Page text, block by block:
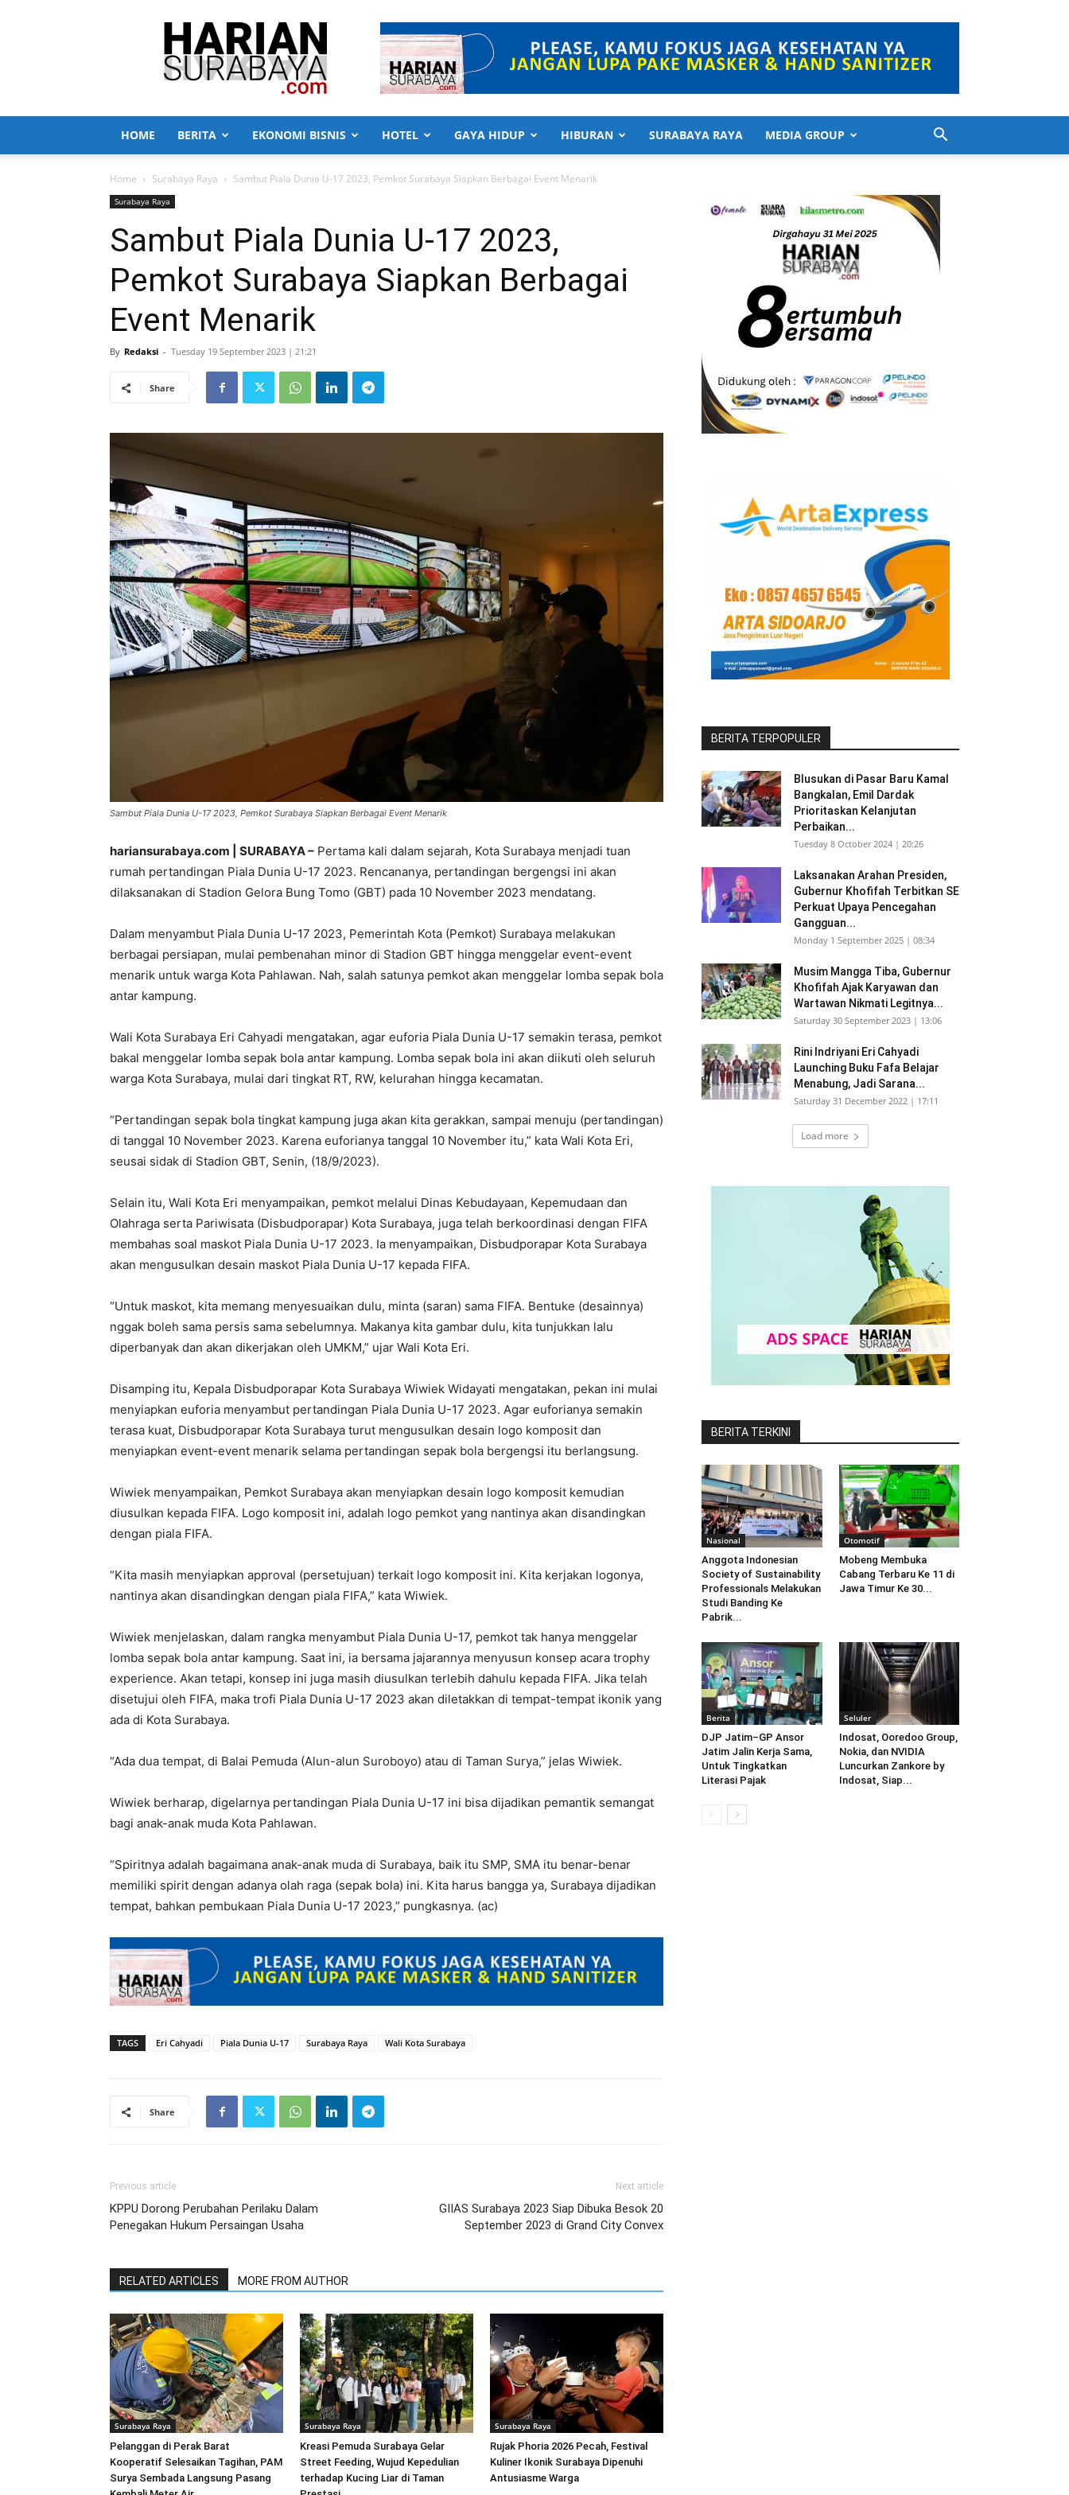
Harian
Surabaya
HOME BERITA EKONOMI BISNIS HOTEL GAYA HIDUP HIBURAN SURABAYA RAYA MEDIA GROUP
Home Surabaya Raya Sambut Piala Dunia U-17 2023, Pemkot Surabaya Siapkan Berbagai Event Menarik
Surabaya Raya
Sambut Piala Dunia U-17 2023,
Pemkot Surabaya Siapkan Berbagai
Event Menarik
By Redaksi - Tuesday 19 September 2023 | 21:21
Share
Sambut Piala Dunia U-17 2023, Pemkot Surabaya Siapkan Berbagai Event Menarik
hariansurabaya.com | SURABAYA – Pertama kali dalam sejarah, Kota Surabaya menjadi tuan
rumah pertandingan Piala Dunia U-17 2023. Rencananya, pertandingan bergengsi ini akan
dilaksanakan di Stadion Gelora Bung Tomo (GBT) pada 10 November 2023 mendatang.
Dalam menyambut Piala Dunia U-17 2023, Pemerintah Kota (Pemkot) Surabaya melakukan
berbagai persiapan, mulai pembenahan minor di Stadion GBT hingga menggelar event-event
menarik untuk warga Kota Pahlawan. Nah, salah satunya pemkot akan menggelar lomba sepak bola
antar kampung.
Wali Kota Surabaya Eri Cahyadi mengatakan, agar euforia Piala Dunia U-17 semakin terasa, pemkot
bakal menggelar lomba sepak bola antar kampung. Lomba sepak bola ini akan diikuti oleh seluruh
warga Kota Surabaya, mulai dari tingkat RT, RW, kelurahan hingga kecamatan.
“Pertandingan sepak bola tingkat kampung juga akan kita gerakkan, sampai menuju (pertandingan)
di tanggal 10 November 2023. Karena euforianya tanggal 10 November itu,” kata Wali Kota Eri,
seusai sidak di Stadion GBT, Senin, (18/9/2023).
Selain itu, Wali Kota Eri menyampaikan, pemkot melalui Dinas Kebudayaan, Kepemudaan dan
Olahraga serta Pariwisata (Disbudporapar) Kota Surabaya, juga telah berkoordinasi dengan FIFA
membahas soal maskot Piala Dunia U-17 2023. Ia menyampaikan, Disbudporapar Kota Surabaya
akan mengusulkan desain maskot Piala Dunia U-17 kepada FIFA.
“Untuk maskot, kita memang menyesuaikan dulu, minta (saran) sama FIFA. Bentuke (desainnya)
nggak boleh sama persis sama sebelumnya. Makanya kita gambar dulu, kita tunjukkan lalu
diperbanyak dan akan dikerjakan oleh UMKM,” ujar Wali Kota Eri.
Disamping itu, Kepala Disbudporapar Kota Surabaya Wiwiek Widayati mengatakan, pekan ini mulai
menyiapkan euforia menyambut pertandingan Piala Dunia U-17 2023. Agar euforianya semakin
terasa kuat, Disbudporapar Kota Surabaya turut mengusulkan desain logo komposit dan
menyiapkan event-event menarik selama pertandingan sepak bola bergengsi itu berlangsung.
Wiwiek menyampaikan, Pemkot Surabaya akan menyiapkan desain logo komposit kemudian
diusulkan kepada FIFA. Logo komposit ini, adalah logo pemkot yang nantinya akan disandingkan
dengan piala FIFA.
“Kita masih menyiapkan approval (persetujuan) terkait logo komposit ini. Kita kerjakan logonya,
nantinya akan disandingkan dengan piala FIFA,” kata Wiwiek.
Wiwiek menjelaskan, dalam rangka menyambut Piala Dunia U-17, pemkot tak hanya menggelar
lomba sepak bola antar kampung. Saat ini, ia bersama jajarannya menyusun konsep acara trophy
experience. Akan tetapi, konsep ini juga masih diusulkan terlebih dahulu kepada FIFA. Jika telah
disetujui oleh FIFA, maka trofi Piala Dunia U-17 2023 akan diletakkan di tempat-tempat ikonik yang
ada di Kota Surabaya.
“Ada dua tempat, di Balai Pemuda (Alun-alun Suroboyo) atau di Taman Surya,” jelas Wiwiek.
Wiwiek berharap, digelarnya pertandingan Piala Dunia U-17 ini bisa dijadikan pemantik semangat
bagi anak-anak muda Kota Pahlawan.
“Spiritnya adalah bagaimana anak-anak muda di Surabaya, baik itu SMP, SMA itu benar-benar
memiliki spirit dengan adanya olah raga (sepak bola) ini. Kita harus bangga ya, Surabaya dijadikan
tempat, bahkan pembukaan Piala Dunia U-17 2023,” pungkasnya. (ac)
TAGS Eri Cahyadi Piala Dunia U-17 Surabaya Raya Wali Kota Surabaya
Share
Previous article
KPPU Dorong Perubahan Perilaku Dalam
Penegakan Hukum Persaingan Usaha
Next article
GIIAS Surabaya 2023 Siap Dibuka Besok 20
September 2023 di Grand City Convex
RELATED ARTICLES MORE FROM AUTHOR
Surabaya Raya
Pelanggan di Perak Barat
Kooperatif Selesaikan Tagihan, PAM
Surya Sembada Langsung Pasang
Surabaya Raya
Kreasi Pemuda Surabaya Gelar
Street Feeding, Wujud Kepedulian
terhadap Kucing Liar di Taman
Surabaya Raya
Rujak Phoria 2026 Pecah, Festival
Kuliner Ikonik Surabaya Dipenuhi
Antusiasme Warga
BERITA TERPOPULER
Blusukan di Pasar Baru Kamal
Bangkalan, Emil Dardak
Prioritaskan Kelanjutan
Perbaikan...
Tuesday 8 October 2024 | 20:26
Laksanakan Arahan Presiden,
Gubernur Khofifah Terbitkan SE
Perkuat Upaya Pencegahan
Gangguan...
Monday 1 September 2025 | 08:34
Musim Mangga Tiba, Gubernur
Khofifah Ajak Karyawan dan
Wartawan Nikmati Legitnya...
Saturday 30 September 2023 | 13:06
Rini Indriyani Eri Cahyadi
Launching Buku Fafa Belajar
Menabung, Jadi Sarana...
Saturday 31 December 2022 | 17:11
Load more
BERITA TERKINI
Nasional
Anggota Indonesian
Society of Sustainability
Professionals Melakukan
Studi Banding Ke
Pabrik...
Otomotif
Mobeng Membuka
Cabang Terbaru Ke 11 di
Jawa Timur Ke 30...
Berita
DJP Jatim–GP Ansor
Jatim Jalin Kerja Sama,
Untuk Tingkatkan
Literasi Pajak
Seluler
Indosat, Ooredoo Group,
Nokia, dan NVIDIA
Luncurkan Zankore by
Indosat, Siap...